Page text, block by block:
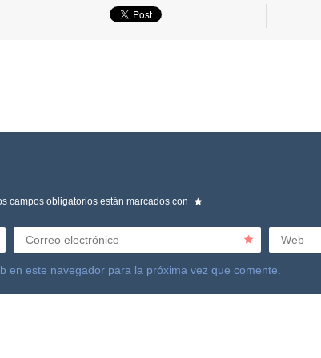
campos obligatorios están marcados con
Correo electrónico Web
en este navegador para la próxima vez que comente.